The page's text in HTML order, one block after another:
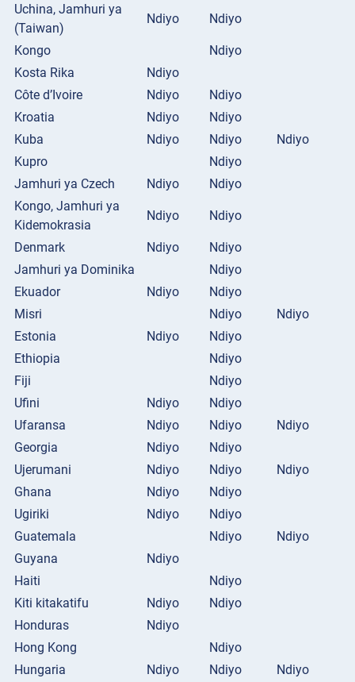
Uchina, Jamhuri ya
(Taiwan)
Ndiyo Ndiyo
Kongo
Ndiyo
Kosta Rika
Ndiyo
Côte d’Ivoire
Ndiyo
Ndiyo
Kroatia
Ndiyo
Ndiyo
Kuba
Ndiyo Ndiyo
Ndiyo
Kupro
Ndiyo
Jamhuri ya Czech
Ndiyo
Ndiyo
Kongo, Jamhuri ya
Kidemokrasia
Ndiyo Ndiyo
Denmark Ndiyo
Ndiyo
Jamhuri ya Dominika
Ndiyo
Ekuador
Ndiyo
Ndiyo
Misri
Ndiyo
Ndiyo
Estonia
Ndiyo
Ndiyo
Ethiopia
Ndiyo
Fiji
Ndiyo
Ufini
Ndiyo
Ndiyo
Ufaransa
Ndiyo Ndiyo
Ndiyo
Georgia
Ndiyo
Ndiyo
Ujerumani
Ndiyo Ndiyo
Ndiyo
Ghana
Ndiyo
Ndiyo
Ugiriki
Ndiyo
Ndiyo
Guatemala
Ndiyo
Ndiyo
Guyana
Ndiyo
Haiti
Ndiyo
Kiti kitakatifu
Ndiyo
Ndiyo
Honduras
Ndiyo
Hong Kong
Ndiyo
Hungaria
Ndiyo Ndiyo
Ndiyo